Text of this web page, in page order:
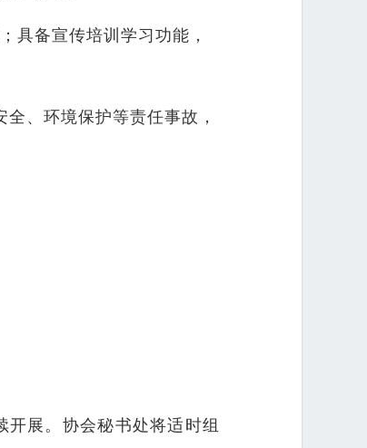
具备宣传培训学习功能，
、环境保护等责任事故，
展。协会秘书处将适时组